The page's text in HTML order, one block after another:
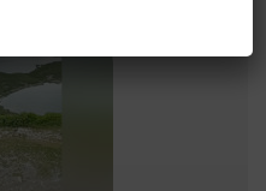
v hospůdce a probereme